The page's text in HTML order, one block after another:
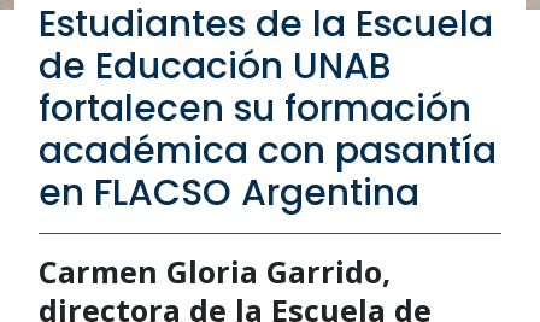
Estudiantes de la Escuela
de Educación UNAB
fortalecen su formación
académica con pasantía
en FLACSO Argentina
Carmen Gloria Garrido,
directora de la Escuela de